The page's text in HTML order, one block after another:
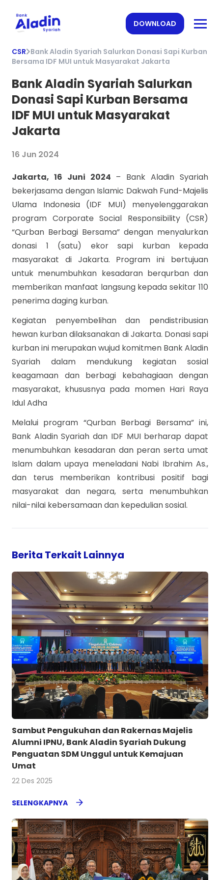
DOWNLOAD
CSR Bank Aladin Syariah Salurkan Donasi Sapi Kurban
Bersama IDF MUI untuk Masyarakat Jakarta
Bank Aladin Syariah Salurkan
Donasi Sapi Kurban Bersama
IDF MUI untuk Masyarakat
Jakarta
16 Jun 2024
Jakarta, 16 Juni 2024 – Bank Aladin Syariah
bekerjasama dengan Islamic Dakwah Fund-Majelis
Ulama Indonesia (IDF MUI) menyelenggarakan
program Corporate Social Responsibility (CSR)
“Qurban Berbagi Bersama” dengan menyalurkan
donasi 1 (satu) ekor sapi kurban kepada
masyarakat di Jakarta. Program ini bertujuan
untuk menumbuhkan kesadaran berqurban dan
memberikan manfaat langsung kepada sekitar 110
penerima daging kurban.
Kegiatan penyembelihan dan pendistribusian
hewan kurban dilaksanakan di Jakarta. Donasi sapi
kurban ini merupakan wujud komitmen Bank Aladin
Syariah dalam mendukung kegiatan sosial
keagamaan dan berbagi kebahagiaan dengan
masyarakat, khususnya pada momen Hari Raya
Idul Adha
Melalui program “Qurban Berbagi Bersama” ini,
Bank Aladin Syariah dan IDF MUI berharap dapat
menumbuhkan kesadaran dan peran serta umat
Islam dalam upaya meneladani Nabi Ibrahim As.,
dan terus memberikan kontribusi positif bagi
masyarakat dan negara, serta menumbuhkan
nilai-nilai kebersamaan dan kepedulian sosial.
Berita Terkait Lainnya
Sambut Pengukuhan dan Rakernas Majelis
Alumni IPNU, Bank Aladin Syariah Dukung
Penguatan SDM Unggul untuk Kemajuan
Umat
22 Des 2025
SELENGKAPNYA